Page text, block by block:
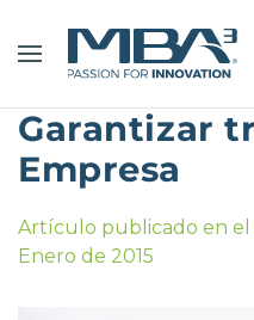
Garantizar
Empresa
Artículo publicado en el
Enero de 2015